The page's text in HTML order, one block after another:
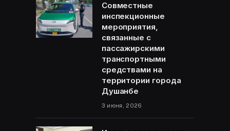
Совместные
инспекционные
мероприятия,
связанные с
пассажирскими
транспортными
средствами на
территории города
Душанбе
3 июня, 2026